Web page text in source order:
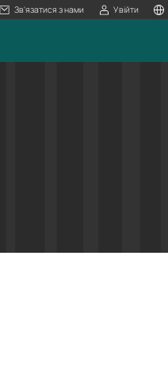
Зв'язатися з нами Увійти